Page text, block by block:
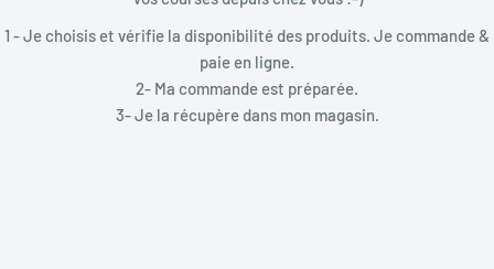
&
Tel :09 53 18 03 61
Mardi/Mercredi/Vendredi
9h30-12h00/13h-30-18h30
Jeudi : 9h30-12h00